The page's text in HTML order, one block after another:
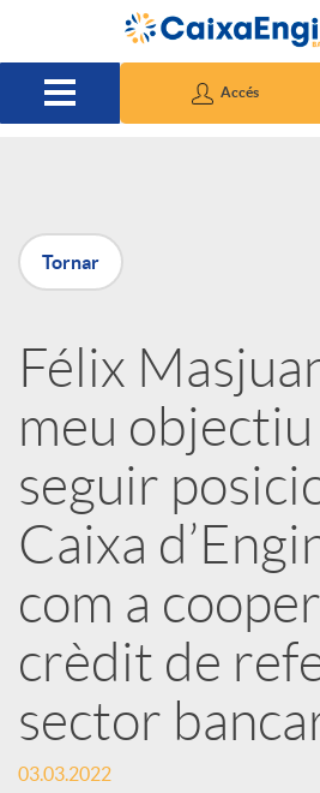
Salta al contingut principal
Accés
P
u
b
l
i
c
a
d
Tornar
Félix
meu objectiu
seguir
Caixa
com a
crèdit de
sector
03.03.2022